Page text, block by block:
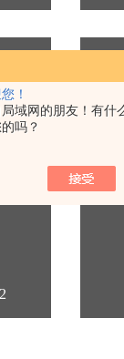
！
域网的朋友！有什
吗？